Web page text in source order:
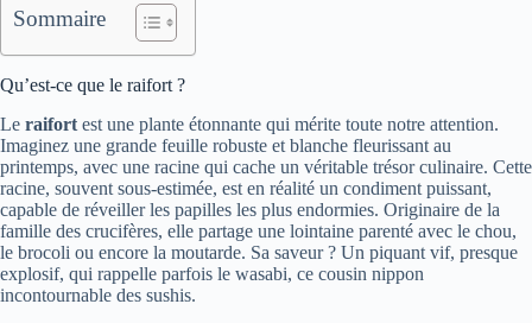
Sommaire
Qu’est-ce que le raifort ?
Le raifort est une plante étonnante qui mérite toute notre attention.
Imaginez une grande feuille robuste et blanche fleurissant au
printemps, avec une racine qui cache un véritable trésor culinaire. Cette
racine, souvent sous-estimée, est en réalité un condiment puissant,
capable de réveiller les papilles les plus endormies. Originaire de la
famille des crucifères, elle partage une lointaine parenté avec le chou,
le brocoli ou encore la moutarde. Sa saveur ? Un piquant vif, presque
explosif, qui rappelle parfois le wasabi, ce cousin nippon
incontournable des sushis.